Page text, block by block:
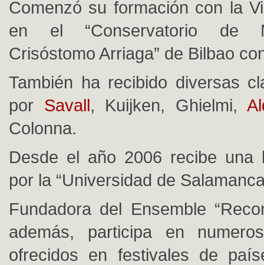
Comenzó su formación con la
en el “Conservatorio de
Crisóstomo Arriaga” de Bilbao
También ha recibido diversas
por Savall, Kuijken, Ghielmi,
Colonna.
Desde el año 2006 recibe una
por la “Universidad de
Fundadora del Ensemble
además, participa en
ofrecidos en festivales de